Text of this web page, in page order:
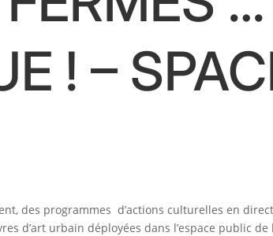
! –
des programmes d’actions culturelles en
d’art urbain déployées dans l’espace public